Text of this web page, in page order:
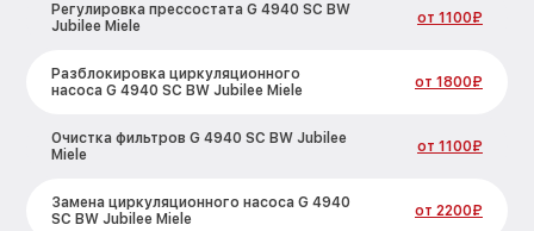
Регулировка прессостата G 4940 SC BW
Jubilee Miele
от 1100₽
Разблокировка циркуляционного
насоса G 4940 SC BW Jubilee Miele
от 1800₽
Очистка фильтров G 4940 SC BW Jubilee
Miele
от 1100₽
Замена циркуляционного насоса G 4940
SC BW Jubilee Miele
от 2200₽